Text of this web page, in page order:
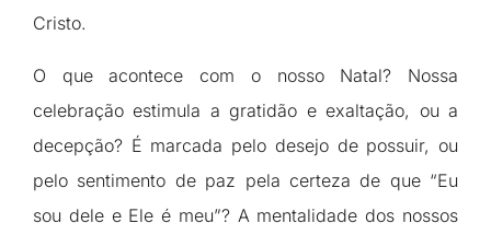
Cristo.
O que acontece com o nosso Natal? Nossa
celebração estimula a gratidão e exaltação, ou a
decepção? É marcada pelo desejo de possuir, ou
pelo sentimento de paz pela certeza de que “Eu
sou dele e Ele é meu”? A mentalidade dos nossos